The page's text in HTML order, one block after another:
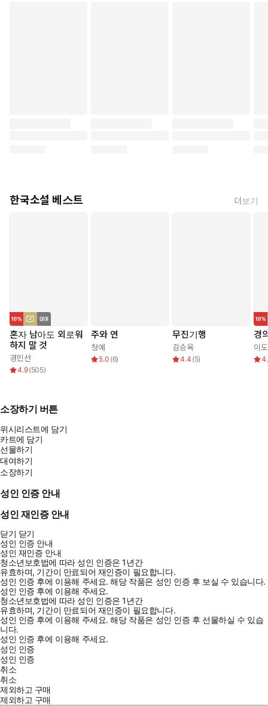
한국소설 베스트 더보기
혼자 남아도 외로워
하지 말 것
경민선
4.9(505)
주와 연
청예
5.0 (6)
무진기행
김승옥
4.4 (5)
경
이
소장하기 버튼
위시리스트에 담기
카트에 담기
선물하기
대여하기
소장하기
성인 인증 안내
성인 재인증 안내
닫기 닫기
성인 인증 안내
성인 재인증 안내
청소년보호법에 따라 성인 인증은 1년간
유효하며, 기간이 만료되어 재인증이 필요합니다.
성인 인증 후에 이용해 주세요.해당 작품은 성인 인증 후 보실 수 있습니다.
성인 인증 후에 이용해 주세요.
청소년보호법에 따라 성인 인증은 1년간
유효하며, 기간이 만료되어 재인증이 필요합니다.
성인 인증 후에 이용해 주세요.해당 작품은 성인 인증 후 선물하실 수 있습
니다.
성인 인증 후에 이용해 주세요.
성인 인증
성인 인증
취소
취소
제외하고 구매
제외하고 구매